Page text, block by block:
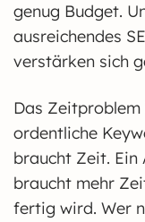
genug Budget.
ausreichendes
verstärken sich
Das
ordentliche
braucht Zeit.
braucht mehr
fertig wird. Wer